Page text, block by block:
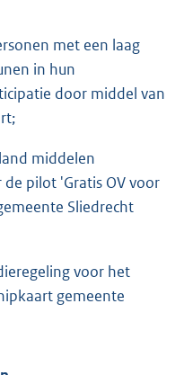
met een laag
in hun
door middel van
middelen
pilot 'Gratis OV voor
Sliedrecht
voor het
gemeente